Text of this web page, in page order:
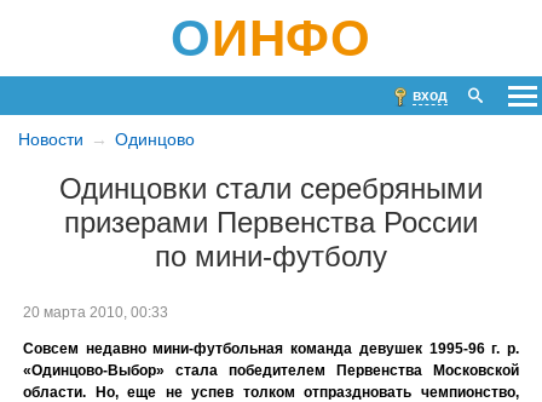
ОИНФО
вход
Новости Одинцово
Одинцовки стали серебряными
призерами Первенства России
по мини-футболу
20 марта 2010, 00:33
Совсем недавно мини-футбольная команда девушек 1995-96 г. р.
«Одинцово-Выбор» стала победителем Первенства Московской
области. Но, еще не успев толком отпраздновать чемпионство,